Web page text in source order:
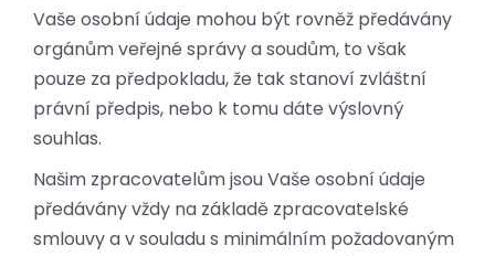
Vaše osobní údaje mohou být rovněž předávány
orgánům veřejné správy a soudům, to však
pouze za předpokladu, že tak stanoví zvláštní
právní předpis, nebo k tomu dáte výslovný
souhlas.
Našim zpracovatelům jsou Vaše osobní údaje
předávány vždy na základě zpracovatelské
smlouvy a v souladu s minimálním požadovaným